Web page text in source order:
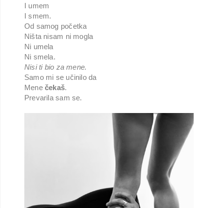
I umem
I smem.
Od samog početka
Ništa nisam ni mogla
Ni umela
Ni smela.
Nisi ti bio za mene.
Samo mi se učinilo da
Menečekaš.
Prevarila sam se.